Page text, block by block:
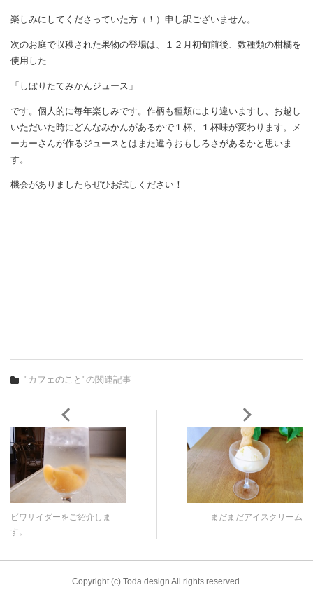
楽しみにしてくださっていた方（！）申し訳ございません。
次のお庭で収穫された果物の登場は、１２月初旬前後、数種類の柑橘を
使用した
「しぼりたてみかんジュース」
です。個人的に毎年楽しみです。作柄も種類により違いますし、お越し
いただいた時にどんなみかんがあるかで１杯、１杯味が変わります。メ
ーカーさんが作るジュースとはまた違うおもしろさがあるかと思いま
す。
機会がありましたらぜひお試しください！
"カフェのこと"の関連記事
ビワサイダーをご紹介しま
す。
まだまだアイスクリーム
Copyright (c) Toda design All rights reserved.